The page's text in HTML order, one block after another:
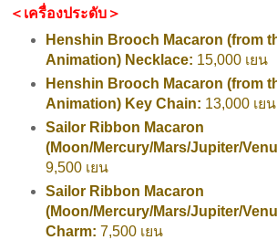
＜เครื่องประดับ＞
Henshin Brooch Macaron (from
Animation) Necklace: 15,000 เยน
Henshin Brooch Macaron (from
Animation) Key Chain: 13,000 เยน
Sailor Ribbon Macaron
(Moon/Mercury/Mars/Jupiter/
9,500 เยน
Sailor Ribbon Macaron
(Moon/Mercury/Mars/Jupiter/
Charm: 7,500 เยน